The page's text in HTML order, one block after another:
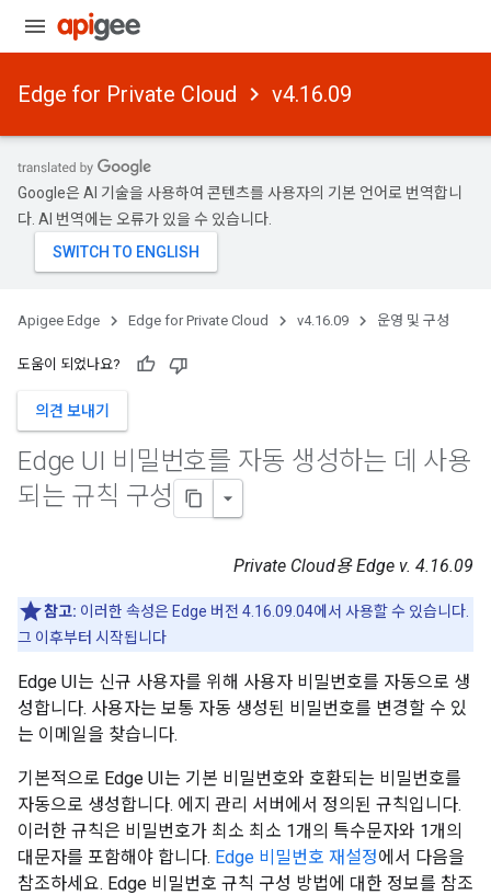
Edge for Private Cloud v4.16.09
Google은 AI 기술을 사용하여 콘텐츠를 사용자의 기본 언어로 번역합니
다. AI 번역에는 오류가 있을 수 있습니다.
Apigee Edge Edge for Private Cloud v4.16.09 운영 및 구성
도움이 되었나요?
의견 보내기
Edge UI 비밀번호를 자동 생성하는 데 사용
되는 규칙 구성
Private Cloud용 Edge v. 4.16.09
참고: 이러한 속성은 Edge 버전 4.16.09.04에서 사용할 수 있습니다.
그 이후부터 시작됩니다
Edge UI는 신규 사용자를 위해 사용자 비밀번호를 자동으로 생
성합니다. 사용자는 보통 자동 생성된 비밀번호를 변경할 수 있
는 이메일을 찾습니다.
기본적으로 Edge UI는 기본 비밀번호와 호환되는 비밀번호를
자동으로 생성합니다. 에지 관리 서버에서 정의된 규칙입니다.
이러한 규칙은 비밀번호가 최소 최소 1개의 특수문자와 1개의
대문자를 포함해야 합니다. Edge 비밀번호 재설정에서 다음을
참조하세요. Edge 비밀번호 규칙 구성 방법에 대한 정보를 참조